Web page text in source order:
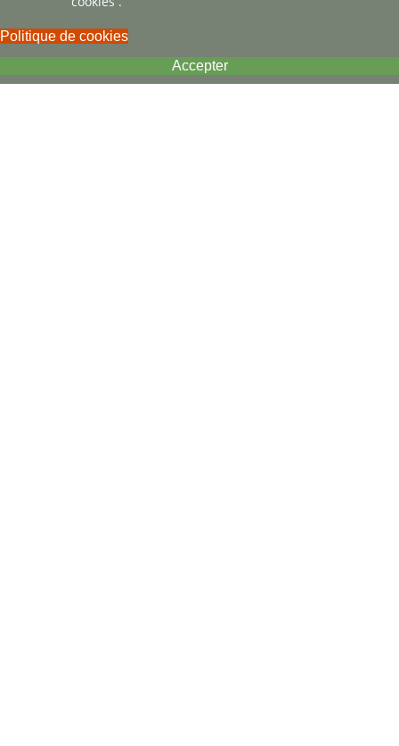
cookies .
Politique de cookies
Accepter